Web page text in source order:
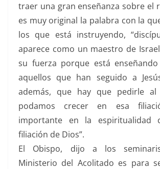
traer una gran enseñanza sobre el
es muy original la palabra con la
los que está instruyendo,
aparece como un maestro de
su fuerza porque está
aquellos que han seguido a
además, que hay que pedirle al
podamos crecer en esa
importante en la espiritualidad
filiación de Dios”.
El Obispo, dijo a los
Ministerio del Acolitado es para